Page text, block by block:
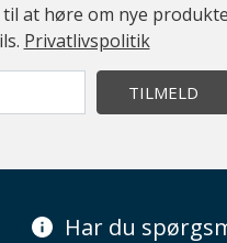
at høre om nye
Privatlivspolitik
TILMELD
Har du